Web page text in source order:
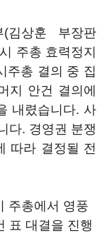
(김상훈 부장판
주총 효력정지
주총 결의 중 집
지 안건 결의에
내렸습니다. 사
다. 경영권 분쟁
따라 결정될 전
주총에서 영풍
표 대결을 진행